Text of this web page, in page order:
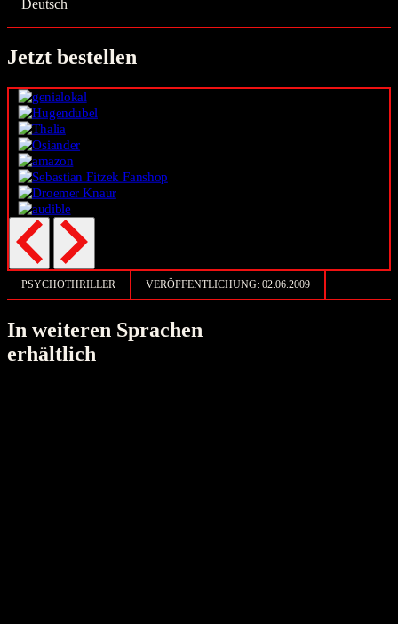
Deutsch
Jetzt bestellen
PSYCHOTHRILLER VERÖFFENTLICHUNG: 02.06.2009
In weiteren Sprachen
erhältlich